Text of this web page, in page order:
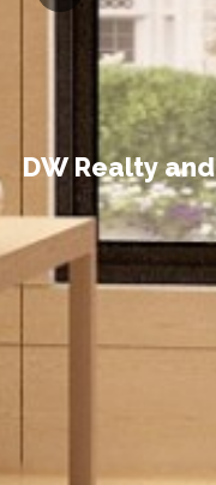
DW Realtyand